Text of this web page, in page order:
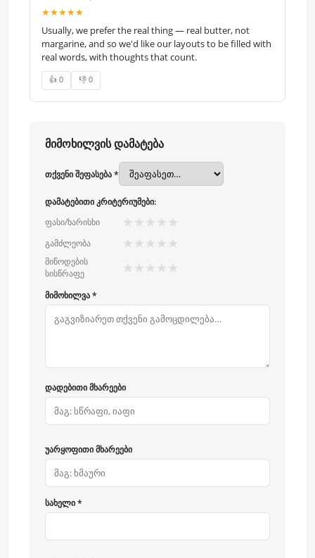
★★★★★
Usually, we prefer the real thing — real butter, not
margarine, and so we'd like our layouts to be filled with
real words, with thoughts that count.
👍 0 👎 0
მიმოხილვის დამატება
თქვენი შეფასება *
დამატებითი კრიტერიუმები:
ფასი/ხარისხი
★ ★ ★ ★ ★
გამძლეობა ★ ★ ★ ★ ★
მიწოდების
სისწრაფე
★ ★ ★ ★ ★
მიმოხილვა *
დადებითი მხარეები
უარყოფითი მხარეები
სახელი *